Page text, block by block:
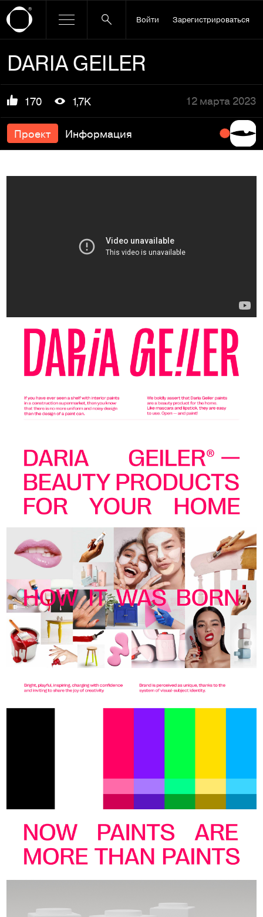
Войти Зарегистрироваться
DARIA GEILER
170 1,7K 12 марта 2023
Проект Информация